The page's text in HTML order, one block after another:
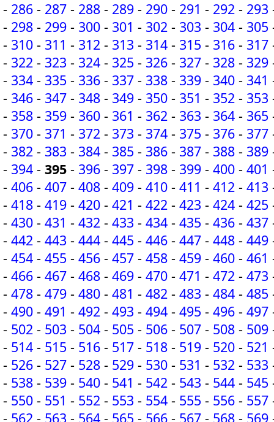
- 286 - 287 - 288 - 289 - 290 - 291 - 292 - 293
- 298 - 299 - 300 - 301 - 302 - 303 - 304 - 305
- 310 - 311 - 312 - 313 - 314 - 315 - 316 - 317
- 322 - 323 - 324 - 325 - 326 - 327 - 328 - 329
- 334 - 335 - 336 - 337 - 338 - 339 - 340 - 341
- 346 - 347 - 348 - 349 - 350 - 351 - 352 - 353
- 358 - 359 - 360 - 361 - 362 - 363 - 364 - 365
- 370 - 371 - 372 - 373 - 374 - 375 - 376 - 377
- 382 - 383 - 384 - 385 - 386 - 387 - 388 - 389
- 394 - 395 - 396 - 397 - 398 - 399 - 400 - 401
- 406 - 407 - 408 - 409 - 410 - 411 - 412 - 413
- 418 - 419 - 420 - 421 - 422 - 423 - 424 - 425
- 430 - 431 - 432 - 433 - 434 - 435 - 436 - 437
- 442 - 443 - 444 - 445 - 446 - 447 - 448 - 449
- 454 - 455 - 456 - 457 - 458 - 459 - 460 - 461
- 466 - 467 - 468 - 469 - 470 - 471 - 472 - 473
- 478 - 479 - 480 - 481 - 482 - 483 - 484 - 485
- 490 - 491 - 492 - 493 - 494 - 495 - 496 - 497
- 502 - 503 - 504 - 505 - 506 - 507 - 508 - 509
- 514 - 515 - 516 - 517 - 518 - 519 - 520 - 521
- 526 - 527 - 528 - 529 - 530 - 531 - 532 - 533
- 538 - 539 - 540 - 541 - 542 - 543 - 544 - 545
- 550 - 551 - 552 - 553 - 554 - 555 - 556 - 557
- 562 - 563 - 564 - 565 - 566 - 567 - 568 - 569